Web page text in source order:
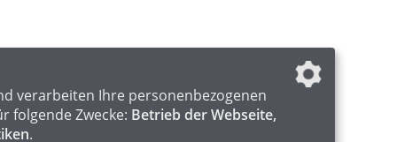
verarbeiten Ihre personenbezogenen
folgende Zwecke: Betrieb der Webseite,
.